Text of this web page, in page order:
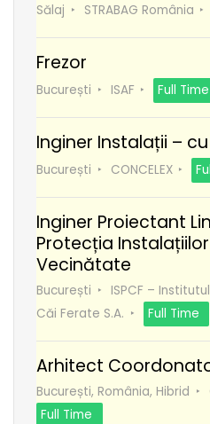
Sălaj
STRABAG România
Frezor
București ISAF Full Time
Inginer Instalații –
București CONCELEX
Inginer Proiectant
Protecția
Vecinătate
București
ISPCF –
Căi Ferate S.A.
Full Time
Arhitect
București, România, Hibrid
Full Time